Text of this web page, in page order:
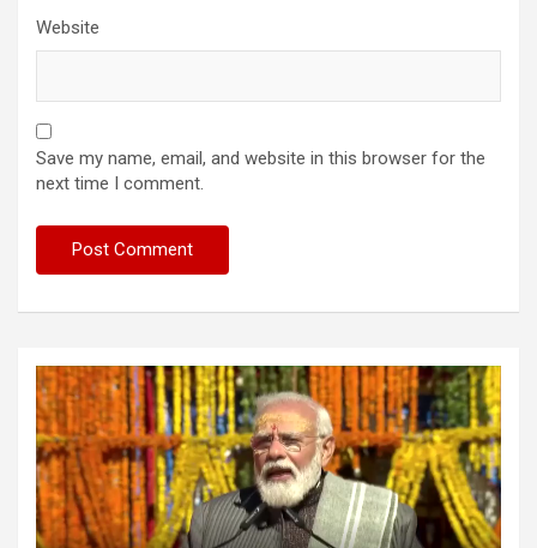
Website
Save my name, email, and website in this browser for the
next time I comment.